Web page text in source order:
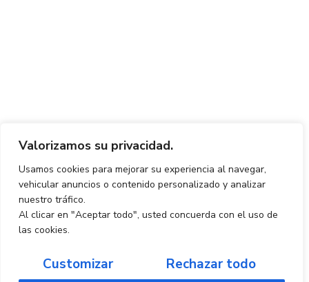
Valorizamos su privacidad.
Usamos cookies para mejorar su experiencia al navegar,
vehicular anuncios o contenido personalizado y analizar
nuestro tráfico.
Al clicar en "Aceptar todo", usted concuerda con el uso de
las cookies.
Customizar Rechazar todo